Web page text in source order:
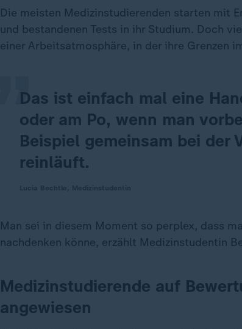
Die meisten Medizinstudierenden starten mit
und bestandenen Tests in ihr Studium. Doch
einer Arbeitsatmosphäre, in der ihre Grenzen
Das ist einfach mal eine
oder am Po, wenn man
Beispiel gemeinsam bei der
reinläuft.
„
Man sei in diesem Moment so perplex, dass
nachdenken könne, erzählt Medizinstudentin
Medizinstudierende auf
angewiesen